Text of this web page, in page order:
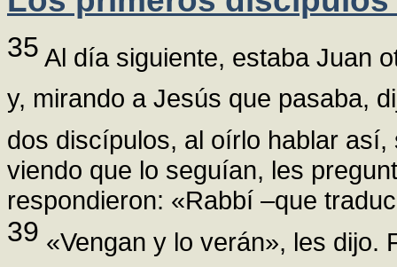
35 Al día siguiente, estaba Juan
y, mirando a Jesús que pasaba,
dos discípulos, al oírlo hablar
viendo que lo seguían, les
respondieron: «Rabbí –que
39 «Vengan y lo verán», les dijo.